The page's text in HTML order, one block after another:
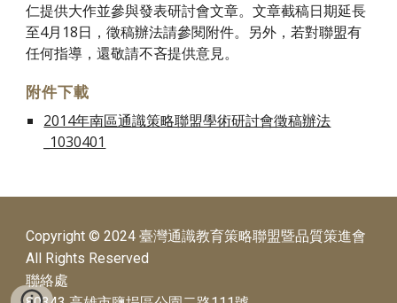
仁提供大作並參與發表研討會文章。文章截稿日期延長
至4月18日，徵稿辦法請參閱附件。另外，若對聯盟有
任何指導，還敬請不吝提供意見。
附件下載
2014年南區通識策略聯盟學術研討會徵稿辦法
_1030401
Copyright © 2024 臺灣通識教育策略聯盟暨品質策進會
All Rights Reserved
聯絡處